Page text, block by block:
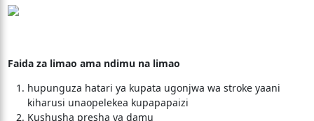
Faida za limao ama ndimu na limao
hupunguza hatari ya kupata ugonjwa wa stroke yaani
kiharusi unaopelekea kupapapaizi
Kushusha presha ya damu